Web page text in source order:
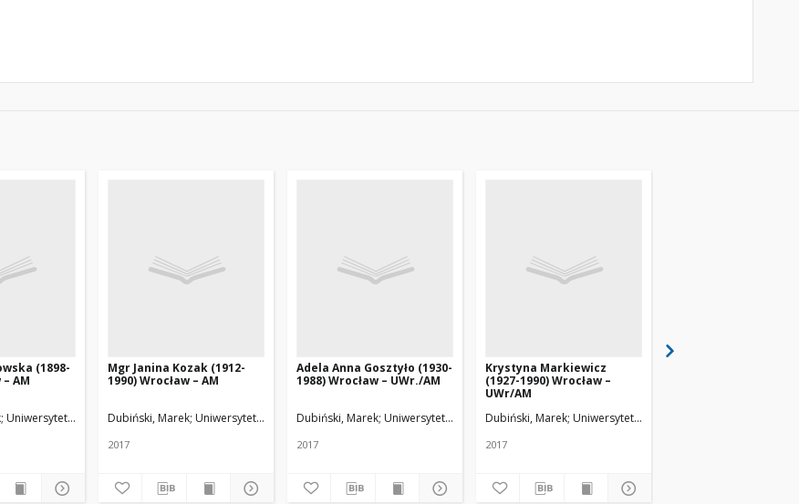
(1898-
AM
Uniwersytet Medyczny w Łodzi
Mgr Janina Kozak (1912-
1990) Wrocław – AM
Dubiński, Marek Uniwersytet Medyczny w Łodzi
2017
Adela Anna Gosztyło (1930-
1988) Wrocław – UWr./AM
Dubiński, Marek Uniwersytet Medyczny w Łodzi
2017
Krystyna Markiewicz
(1927-1990) Wrocław –
UWr/AM
Dubiński, Marek Uniwersytet Medyczny w Łodzi
2017